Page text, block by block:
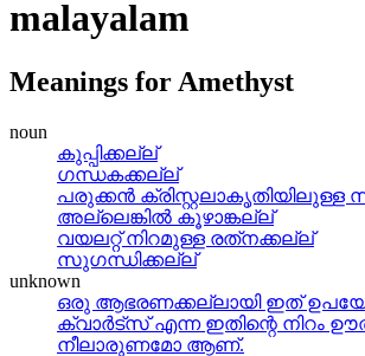
malayalam
Meanings for Amethyst
noun
കുപ്പിക്കല്ല്
ഗന്ധകക്കല്ല്
പരുക്കന്‍ ക്രിസ്റ്റലാകൃതിയിലുള്ള
അല്ലെങ്കില്‍ കൂഴാങ്കല്ല്
വയലറ്റ്‌ നിറമുള്ള രത്‌നക്കല്ല്
സുഗന്ധിക്കല്ല്
unknown
ഒരു ആഭരണക്കല്ലായി ഇത്‌
ക്വാര്‍ട്‌സ്‌ എന്ന ഇതിന്റെ നിറം
നീലാരുണമോ ആണ്‌.